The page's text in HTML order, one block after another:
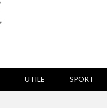
UTILE SPORT